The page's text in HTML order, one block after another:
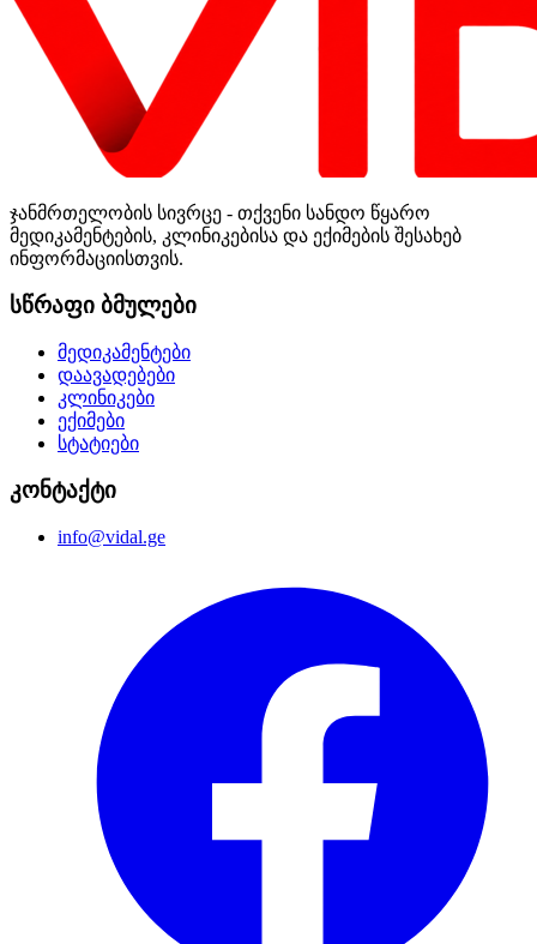
ჯანმრთელობის სივრცე - თქვენი სანდო წყარო
მედიკამენტების, კლინიკებისა და ექიმების შესახებ
ინფორმაციისთვის.
სწრაფი ბმულები
მედიკამენტები
დაავადებები
კლინიკები
ექიმები
სტატიები
კონტაქტი
info@vidal.ge